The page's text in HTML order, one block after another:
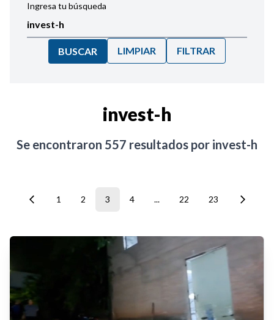
Ingresa tu búsqueda
BUSCAR LIMPIAR FILTRAR
invest-h
Se encontraron 557 resultados por invest-h
1 2 3 4 ... 22 23